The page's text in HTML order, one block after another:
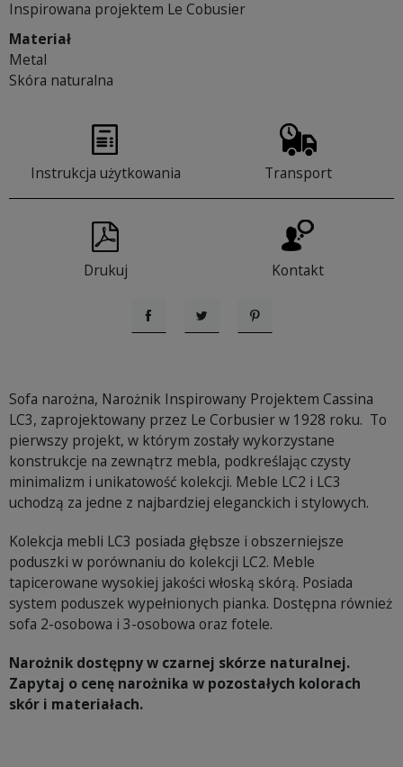
Inspirowana projektem Le Cobusier
Materiał
Metal
Skóra naturalna
Instrukcja użytkowania Transport
Drukuj Kontakt
UdostępnijTweetujPinterest
Sofa narożna, Narożnik Inspirowany Projektem Cassina
LC3, zaprojektowany przez Le Corbusier w 1928 roku. To
pierwszy projekt, w którym zostały wykorzystane
konstrukcje na zewnątrz mebla, podkreślając czysty
minimalizm i unikatowość kolekcji. Meble LC2 i LC3
uchodzą za jedne z najbardziej eleganckich i stylowych.
Kolekcja mebli LC3 posiada głębsze i obszerniejsze
poduszki w porównaniu do kolekcji LC2. Meble
tapicerowane wysokiej jakości włoską skórą. Posiada
system poduszek wypełnionych pianka. Dostępna również
sofa 2-osobowa i 3-osobowa oraz fotele.
Narożnik dostępny w czarnej skórze naturalnej.
Zapytaj o cenę narożnika w pozostałych kolorach
skór i materiałach.